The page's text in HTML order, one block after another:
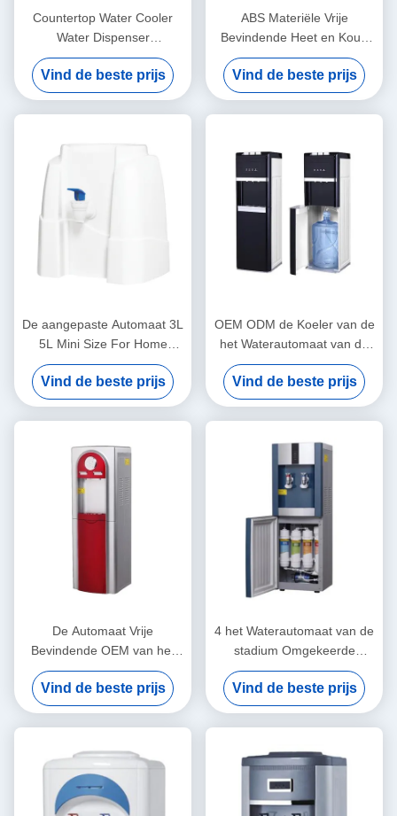
Countertop Water Cooler
Water Dispenser
Compressor CoolingWater
Dispenser met instelbare
watertemperatuur, koud
water en warm water
Dispenser, Water Dispenser
Vind de beste prijs
ABS Materiële Vrije
Bevindende Heet en Koud
Waterautomaat voor
Hotelhuishouden
Vind de beste prijs
De aangepaste Automaat 3L
5L Mini Size For Home
Office van het Water Koelere
Water
Vind de beste prijs
OEM ODM de Koeler van de
het Waterautomaat van de
Bodemlading met
Compressor Koelfles
Vind de beste prijs
De Automaat Vrije
Bevindende OEM van het
heet en Koud Water Koelere
Water ODM
Vind de beste prijs
4 het Waterautomaat van de
stadium Omgekeerde
Osmose, de Koeler van het
220 Volt Hete en Koude
Water
Vind de beste prijs